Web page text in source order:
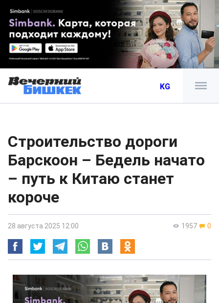
KG
Строительство дороги
Барскоон – Бедель начато
– путь к Китаю станет
короче
1957 0
28 августа 2025 12:00